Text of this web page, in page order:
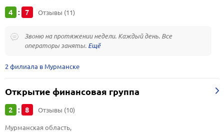
4 : 7 Отзывы (11)
Звоню на протяжении недели. Каждый день. Все
операторы заняты.
2 филиала в Мурманске
Открытие финансовая группа
2 : 8 Отзывы (10)
Мурманская область,